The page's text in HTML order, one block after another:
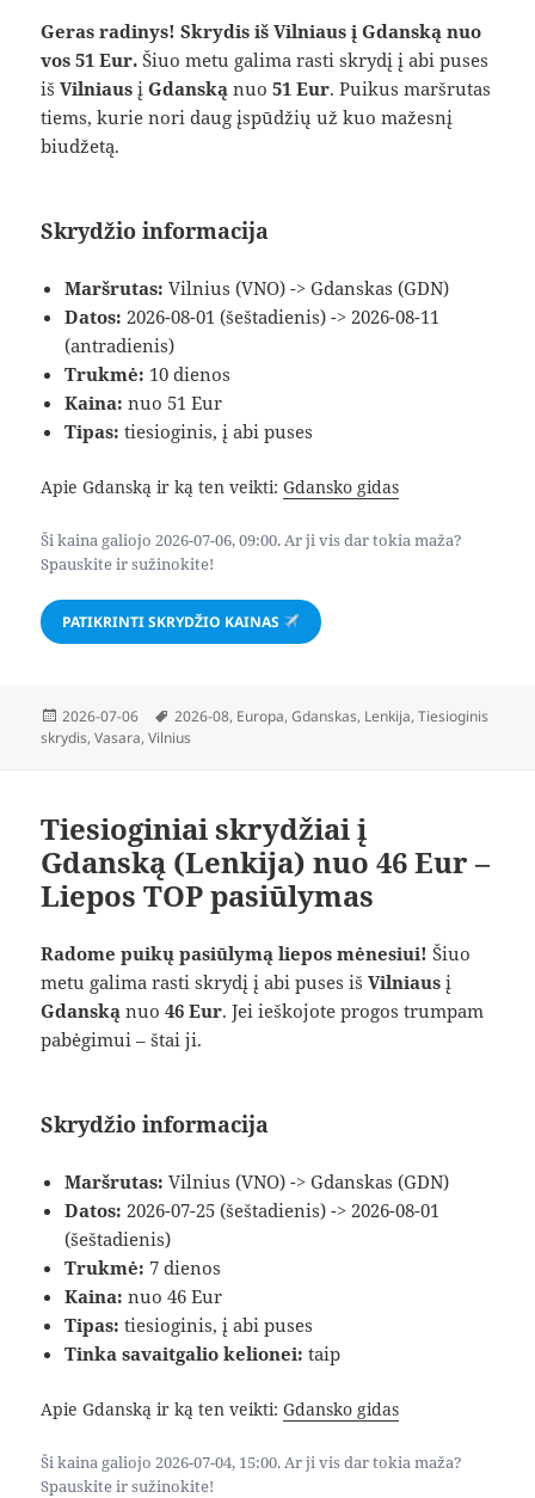
Geras radinys! Skrydis iš Vilniaus į Gdanską nuo
vos 51 Eur. Šiuo metu galima rasti skrydį į abi puses
išVilniaus įGdanską nuo51 Eur. Puikus maršrutas
tiems, kurie nori daug įspūdžių už kuo mažesnį
biudžetą.
Skrydžio informacija
Maršrutas: Vilnius (VNO) -> Gdanskas (GDN)
Datos: 2026-08-01 (šeštadienis) -> 2026-08-11
(antradienis)
Trukmė: 10 dienos
Kaina: nuo 51 Eur
Tipas: tiesioginis, į abi puses
Apie Gdanską ir ką ten veikti:Gdansko gidas
Ši kaina galiojo 2026-07-06, 09:00. Ar ji vis dar tokia maža?
Spauskite ir sužinokite!
PATIKRINTI SKRYDŽIO KAINAS
Paskelbta
2026-07-06 Žymos
2026-08, Europa,Gdanskas, Lenkija,Tiesioginis
skrydis,Vasara,Vilnius
Tiesioginiai skrydžiai į
Gdanską (Lenkija) nuo 46 Eur –
Liepos TOP pasiūlymas
Radome puikų pasiūlymą liepos mėnesiui! Šiuo
metu galima rasti skrydį į abi puses išVilniaus į
Gdanską nuo46 Eur. Jei ieškojote progos trumpam
pabėgimui – štai ji.
Skrydžio informacija
Maršrutas: Vilnius (VNO) -> Gdanskas (GDN)
Datos: 2026-07-25 (šeštadienis) -> 2026-08-01
(šeštadienis)
Trukmė: 7 dienos
Kaina: nuo 46 Eur
Tipas: tiesioginis, į abi puses
Tinka savaitgalio kelionei: taip
Apie Gdanską ir ką ten veikti:Gdansko gidas
Ši kaina galiojo 2026-07-04, 15:00. Ar ji vis dar tokia maža?
Spauskite ir sužinokite!